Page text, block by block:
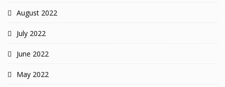
August 2022
July 2022
June 2022
May 2022